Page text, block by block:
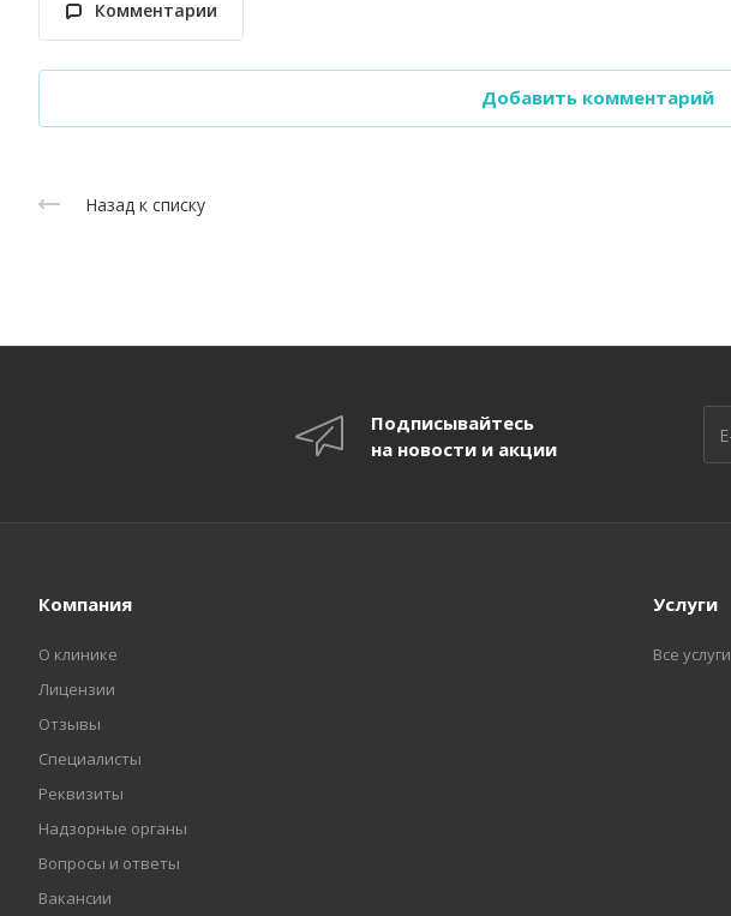
Комментарии
Добавить комментарий
Назад к списку
Подписывайтесь
на новости и акции
Компания
О клинике
Лицензии
Отзывы
Специалисты
Реквизиты
Надзорные органы
Вопросы и ответы
Вакансии
Услуги
Все услуги